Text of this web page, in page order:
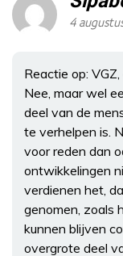
4
Reactie op:
Nee, maar wel
deel van de
te verhelpen is.
voor reden dan
ontwikkelingen
verdienen het,
genomen, zoals
kunnen blijven
overgrote deel